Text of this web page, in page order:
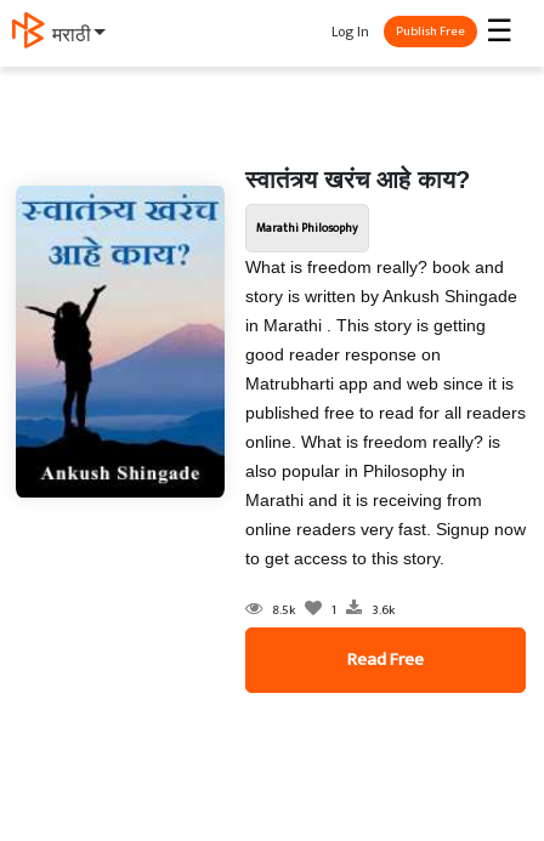
मराठी ☰
Log In Publish Free
स्वातंत्र्य खरंच आहे काय?
Marathi Philosophy
What is freedom really? book and
story is written by Ankush Shingade
in Marathi . This story is getting
good reader response on
Matrubharti app and web since it is
published free to read for all readers
online. What is freedom really? is
also popular in Philosophy in
Marathi and it is receiving from
online readers very fast. Signup now
to get access to this story.
8.5k 1 3.6k
Read Free